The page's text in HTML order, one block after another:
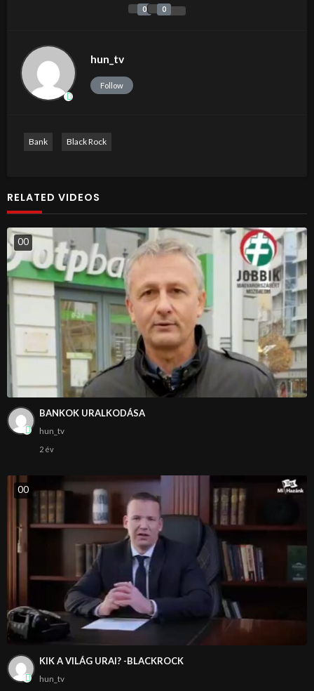
0 0
hun_tv
Follow
Bank Black Rock
RELATED VIDEOS
00
BANKOK URALKODÁSA
hun_tv
2 év
00
KIK A VILÁG URAI? -BLACKROCK
hun_tv